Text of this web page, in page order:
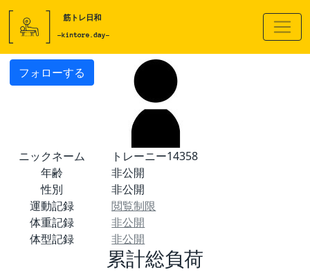
フォローする
ニックネーム
トレーニー14358
年齢
非公開
性別
非公開
運動記録
閲覧制限
体重記録
非公開
体型記録
非公開
累計総負荷